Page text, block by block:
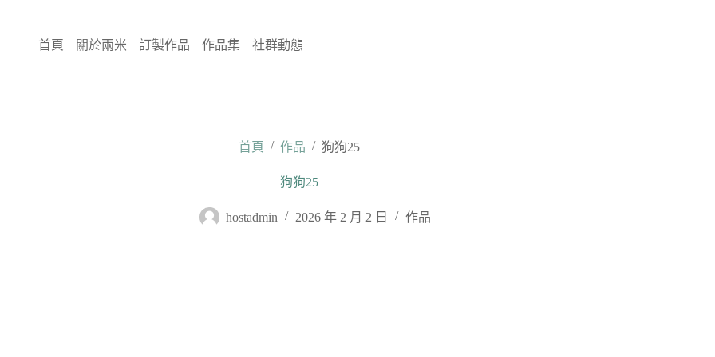
首頁 關於兩米 訂製作品 作品集 社群動態
首頁 / 作品 / 狗狗25
狗狗25
hostadmin 2026 年 2 月 2 日 作品